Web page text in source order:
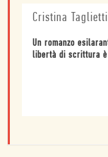
Cristina Taglietti
Un romanzo
libertà di scrittura